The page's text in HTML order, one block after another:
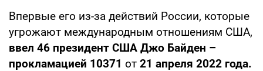
Впервые его из-за действий России, которые
угрожают международным отношениям США,
ввел 46 президент США Джо Байден –
прокламацией 10371 от 21 апреля 2022 года.